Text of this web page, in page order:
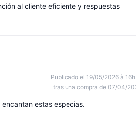
al cliente eficiente y respuestas
Publicado el 19/05/2026 à
tras una compra de 07/04/
estas especias.